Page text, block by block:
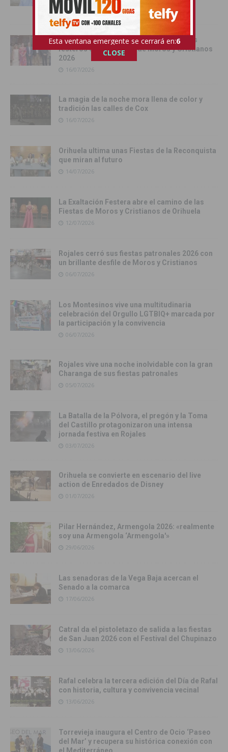
16/07/2026
Orihuela recibe oficialmente a los cargos
festeros de las Fiestas de Moros y Cristianos
2026
16/07/2026
La magia de la noche mora llena de color y
tradición las calles de Cox
16/07/2026
Orihuela ultima unas Fiestas de la Reconquista
que miran al futuro
14/07/2026
La Exaltación Festera abre el camino de las
Fiestas de Moros y Cristianos de Orihuela
12/07/2026
Rojales cerró sus fiestas patronales 2026 con
un brillante desfile de Moros y Cristianos
06/07/2026
Los Montesinos vive una multitudinaria
celebración del Orgullo LGTBIQ+ marcada por
la participación y la convivencia
06/07/2026
Rojales vive una noche inolvidable con la gran
Charanga de sus fiestas patronales
05/07/2026
La Batalla de la Pólvora, el pregón y la Toma
del Castillo protagonizaron una intensa
jornada festiva en Rojales
03/07/2026
Orihuela se convierte en escenario del live
action de Enredados de Disney
01/07/2026
Pilar Hernández, Armengola 2026: «realmente
soy una Armengola ‘Armengola'»
29/06/2026
Las senadoras de la Vega Baja acercan el
Senado a la comarca
17/06/2026
Catral da el pistoletazo de salida a las fiestas
de San Juan 2026 con el Festival del Chupinazo
13/06/2026
Rafal celebra la tercera edición del Día de Rafal
con historia, cultura y convivencia vecinal
13/06/2026
Torrevieja inaugura el Centro de Ocio ‘Paseo
del Mar’ y recupera su histórica conexión con
Esta ventana emergente se cerrará en:5
CLOSE